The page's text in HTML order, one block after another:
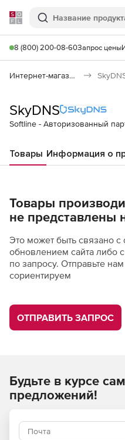
Softline
Поиск
8 (800) 200-08-60Запрос цены
Интернет-магазин
SkyDNS
Softline - Авторизованный
Товары Информация о
Товары
не представлены
Это может быть связано с
обновлением сайта либо
по запросу. Отправьте
сориентируем
ОТПРАВИТЬ ЗАПРОС
Будьте в курсе
предложений!